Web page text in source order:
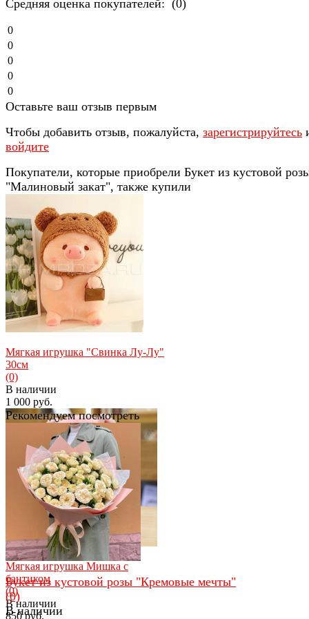
Средняя оценка покупателей: (0)
0
0
0
0
0
Оставьте ваш отзыв первым
Чтобы добавить отзыв, пожалуйста, зарегистрируйтесь
войдите
Покупатели, которые приобрели Букет из кустовой
"Малиновый закат", также купили
избранное сравнить
Мягкая игрушка "Свинка Лу-Лу"
30см
(0)
В наличии
1 000 руб.
Мягкая игрушка Мишка с
бантиком
(0)
В наличии
850 руб.
Рекомендуем посмотреть
Букет из кустовой розы "Кремовые мечты"
(0)
В наличии